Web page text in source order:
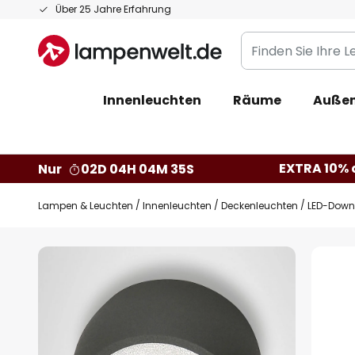
Über 25 Jahre Erfahrung
Zum
springen
Finden
Sie
Leuchte...
Innenleuchten Räume
Nur
02D 04H 04M 34S EXTRA
Lampen & Leuchten Innenleuchten Deckenleuchten LED-
Zum
Bildgalerie
springen